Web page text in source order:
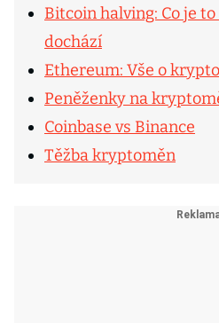
Bitcoin halving: Co je
dochází
Ethereum: Vše o
Peněženky na
Coinbase vs Binance
Těžba kryptoměn